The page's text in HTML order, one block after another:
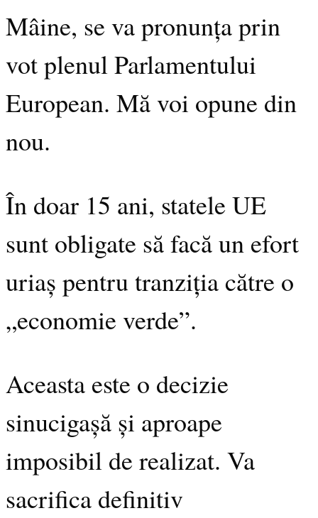
Mâine, se va pronunța prin
vot plenul Parlamentului
European. Mă voi opune din
nou.
În doar 15 ani, statele UE
sunt obligate să facă un efort
uriaș pentru tranziția către o
„economie verde”.
Aceasta este o decizie
sinucigașă și aproape
imposibil de realizat. Va
sacrifica definitiv